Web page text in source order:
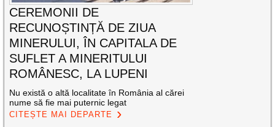
CEREMONII DE
RECUNOȘTINȚĂ DE ZIUA
MINERULUI, ÎN CAPITALA DE
SUFLET A MINERITULUI
ROMÂNESC, LA LUPENI
Nu există o altă localitate în România al cărei
nume să fie mai puternic legat
CITEȘTE MAI DEPARTE